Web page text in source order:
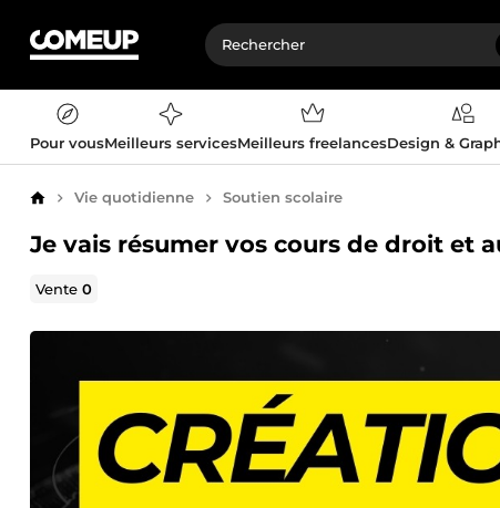
Pour vousMeilleurs servicesMeilleurs freelancesDesign &
AccueilVie quotidienne Soutien scolaire
Je vais résumer vos cours de droit et
Vente0